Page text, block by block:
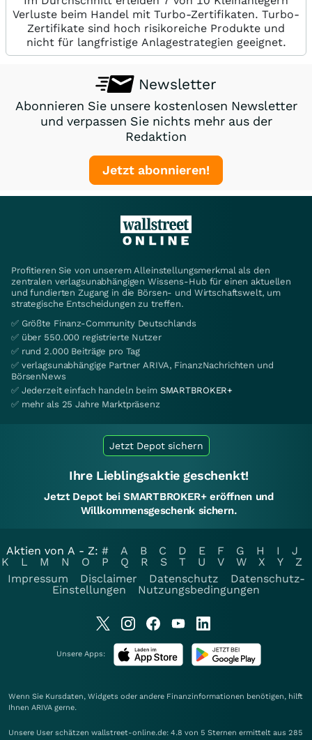
Verluste beim Handel mit Turbo-Zertifikaten. Turbo-
Zertifikate sind hoch risikoreiche Produkte und
nicht für langfristige Anlagestrategien geeignet.
Newsletter
Abonnieren Sie unsere kostenlosen Newsletter
und verpassen Sie nichts mehr aus der
Redaktion
Jetzt abonnieren!
Profitieren Sie von unserem Alleinstellungsmerkmal als den
zentralen verlagsunabhängigen Wissens-Hub für einen aktuellen
und fundierten Zugang in die Börsen- und Wirtschaftswelt, um
strategische Entscheidungen zu treffen.
✅ Größte Finanz-Community Deutschlands
✅ über 550.000 registrierte Nutzer
✅ rund 2.000 Beiträge pro Tag
✅ verlagsunabhängige Partner ARIVA, FinanzNachrichten und
BörsenNews
✅ Jederzeit einfach handeln beim SMARTBROKER+
✅ mehr als 25 Jahre Marktpräsenz
Jetzt Depot sichern
Ihre Lieblingsaktie geschenkt!
Jetzt Depot bei SMARTBROKER+ eröffnen und
Willkommensgeschenk sichern.
Aktien von A - Z: # A B C D E F G H I
J
K
L M N O P Q R S T U V W X Y
Z
Impressum
Disclaimer Datenschutz
Datenschutz-
Einstellungen
Nutzungsbedingungen
Unsere Apps:
Wenn Sie Kursdaten, Widgets oder andere Finanzinformationen benötigen, hilft
Ihnen ARIVA gerne.
Unsere User schätzen wallstreet-online.de: 4.8 von 5 Sternen ermittelt aus 285